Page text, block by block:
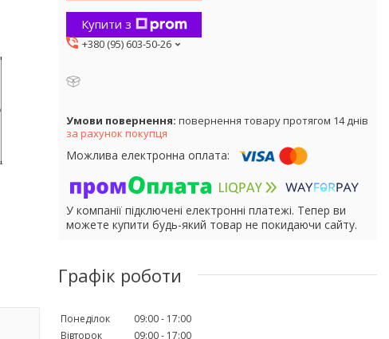
Купити з
+380 (95) 603-50-26
повернення товару протягом 14 днів
за рахунок покупця
У компанії підключені електронні платежі. Тепер ви
можете купити будь-який товар не покидаючи сайту.
Графік роботи
Понеділок 09:00
17:00
Вівторок
09:00 17:00